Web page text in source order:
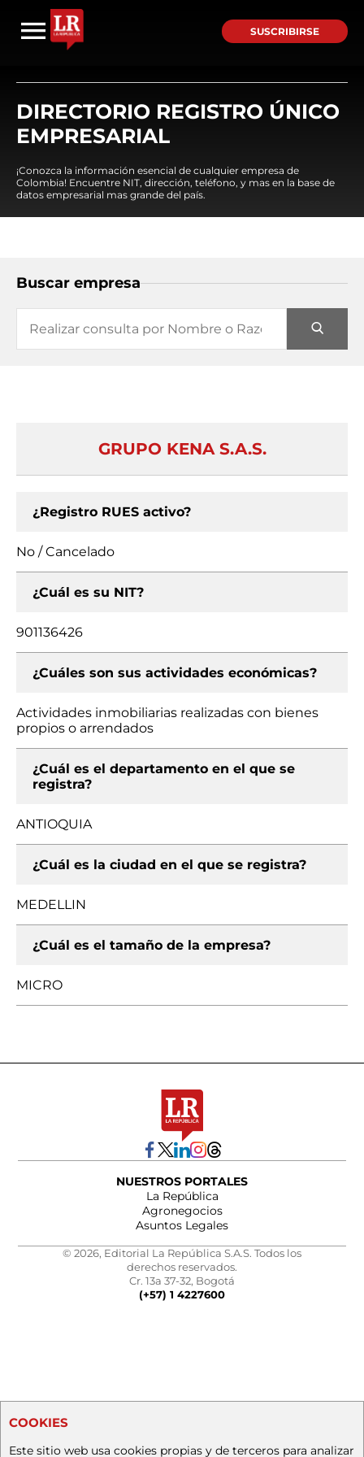
SUSCRIBIRSE
DIRECTORIO REGISTRO ÚNICO
EMPRESARIAL
¡Conozca la información esencial de cualquier empresa de
Colombia! Encuentre NIT, dirección, teléfono, y mas en la base de
datos empresarial mas grande del país.
Buscar empresa
GRUPO KENA S.A.S.
¿Registro RUES activo?
No / Cancelado
¿Cuál es su NIT?
901136426
¿Cuáles son sus actividades económicas?
Actividades inmobiliarias realizadas con bienes
propios o arrendados
¿Cuál es el departamento en el que se
registra?
ANTIOQUIA
¿Cuál es la ciudad en el que se registra?
MEDELLIN
¿Cuál es el tamaño de la empresa?
MICRO
NUESTROS PORTALES
La República
Agronegocios
Asuntos Legales
© 2026, Editorial La República S.A.S. Todos los
derechos reservados.
Cr. 13a 37-32, Bogotá
(+57) 1 4227600
COOKIES
Este sitio web usa cookies propias y de terceros para analizar